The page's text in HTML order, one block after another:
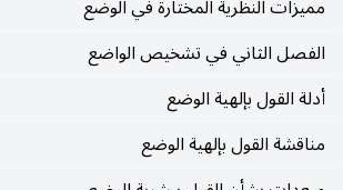
مميزات النظرية المختارة في الوضع
الفصل الثاني في تشخيص الواضع
أدلة القول بإلهية الوضع
مناقشة القول بإلهية الوضع
مترسخا في الذهن اما نتيجة كثرة
أمام إحساس الذهن ، وهذا هو
الاقتران ، أو نتيجة ملابسات اكتنفت